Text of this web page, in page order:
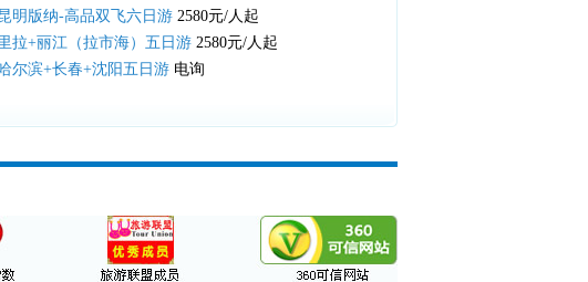
明版纳-高品双飞六日游 2580元/人起
拉+丽江（拉市海）五日游 2580元/人起
尔滨+长春+沈阳五日游 电询